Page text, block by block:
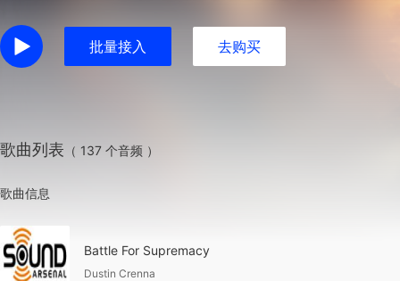
批量接入 去购买
歌曲列表 （ 137 个音频 ）
歌曲信息
Battle For Supremacy
Dustin Crenna